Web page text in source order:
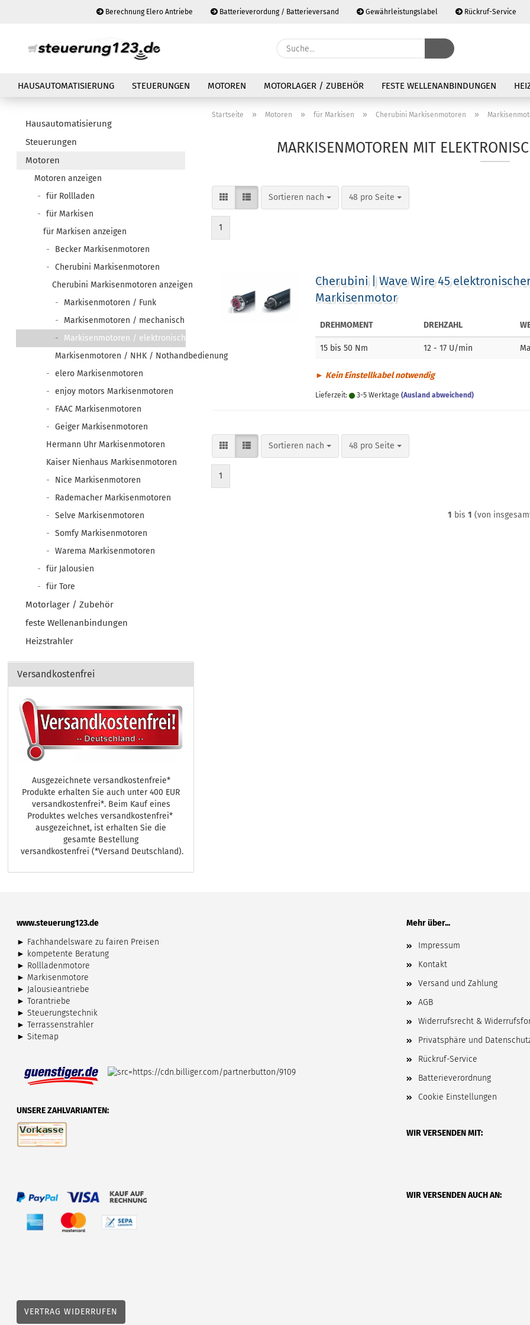
Berechnung Elero Antriebe Batterieverordung / Batterieversand Gewährleistungslabel Rückruf-Service
Suche...
HAUSAUTOMATISIERUNG STEUERUNGEN MOTOREN MOTORLAGER / ZUBEHÖR FESTE WELLENANBINDUNGEN
Startseite » Motoren » für Markisen » Cherubini Markisenmotoren »
MARKISENMOTOREN MIT
Sortieren nach
Sortieren nach 48 pro Seite
pro Seite
1
Cherubini | Wave Wire 45
Markisenmotor
DREHMOMENT DREHZAHL
15 bis 50 Nm 12 - 17 U/min
► Kein Einstellkabel notwendig
Lieferzeit: 3-5 Werktage (Ausland abweichend)
Sortieren nach
Sortieren nach 48 pro Seite
pro Seite
1
1 bis1 (von
Hausautomatisierung
Steuerungen
Motoren
Motoren anzeigen
für Rollladen
für Markisen
für Markisen anzeigen
Becker Markisenmotoren
Cherubini Markisenmotoren
Cherubini Markisenmotoren anzeigen
Markisenmotoren / Funk
Markisenmotoren / mechanisch
Markisenmotoren / elektronisch
Markisenmotoren / NHK / Nothandbedienung
elero Markisenmotoren
enjoy motors Markisenmotoren
FAAC Markisenmotoren
Geiger Markisenmotoren
Hermann Uhr Markisenmotoren
Kaiser Nienhaus Markisenmotoren
Nice Markisenmotoren
Rademacher Markisenmotoren
Selve Markisenmotoren
Somfy Markisenmotoren
Warema Markisenmotoren
für Jalousien
für Tore
Motorlager / Zubehör
feste Wellenanbindungen
Heizstrahler
Versandkostenfrei
Ausgezeichnete versandkostenfreie*
Produkte erhalten Sie auch unter 400 EUR
versandkostenfrei*. Beim Kauf eines
Produktes welches versandkostenfrei*
ausgezeichnet, ist erhalten Sie die
gesamte Bestellung
versandkostenfrei (*Versand Deutschland).
www.steuerung123.de
► Fachhandelsware zu fairen Preisen
► kompetente Beratung
► Rollladenmotore
► Markisenmotore
► Jalousieantriebe
►Torantriebe
►Steuerungstechnik
►Terrassenstrahler
►Sitemap
Mehr über...
Impressum
Kontakt
Versand und Zahlung
AGB
Widerrufsrecht &
Privatsphäre und
Rückruf-Service
Batterieverordnung
Cookie Einstellungen
UNSERE ZAHLVARIANTEN:
WIR VERSENDEN MIT:
WIR VERSENDEN AUCH AN:
VERTRAG WIDERRUFEN